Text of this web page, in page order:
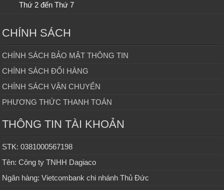
Thứ 2 đến Thứ 7
CHÍNH SÁCH
CHÍNH SÁCH BẢO MẬT THÔNG TIN
CHÍNH SÁCH ĐỔI HÀNG
CHÍNH SÁCH VẬN CHUYỂN
PHƯƠNG THỨC THANH TOÁN
THÔNG TIN TÀI KHOẢN
STK: 0381000567198
Tên: Công ty TNHH Dagiaco
Ngân hàng: Vietcombank chi nhánh Thủ Đức